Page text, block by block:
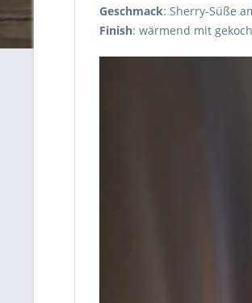
Geschmack: Sherry-Süße
Finish: wärmend mit